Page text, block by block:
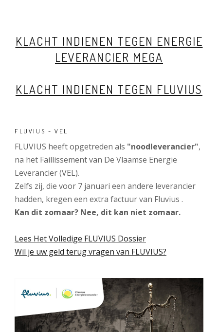
KLACHT INDIENEN TEGEN ENERGIE
LEVERANCIER MEGA
KLACHT INDIENEN TEGEN FLUVIUS
FLUVIUS - VEL
FLUVIUS heeft opgetreden als "noodleverancier",
na het Faillissement van De Vlaamse Energie
Leverancier (VEL).
Zelfs zij, die voor 7 januari een andere leverancier
hadden, kregen een extra factuur van Fluvius .
Kan dit zomaar? Nee, dit kan niet zomaar.
Lees Het Volledige FLUVIUS Dossier
Wil je uw geld terug vragen van FLUVIUS?